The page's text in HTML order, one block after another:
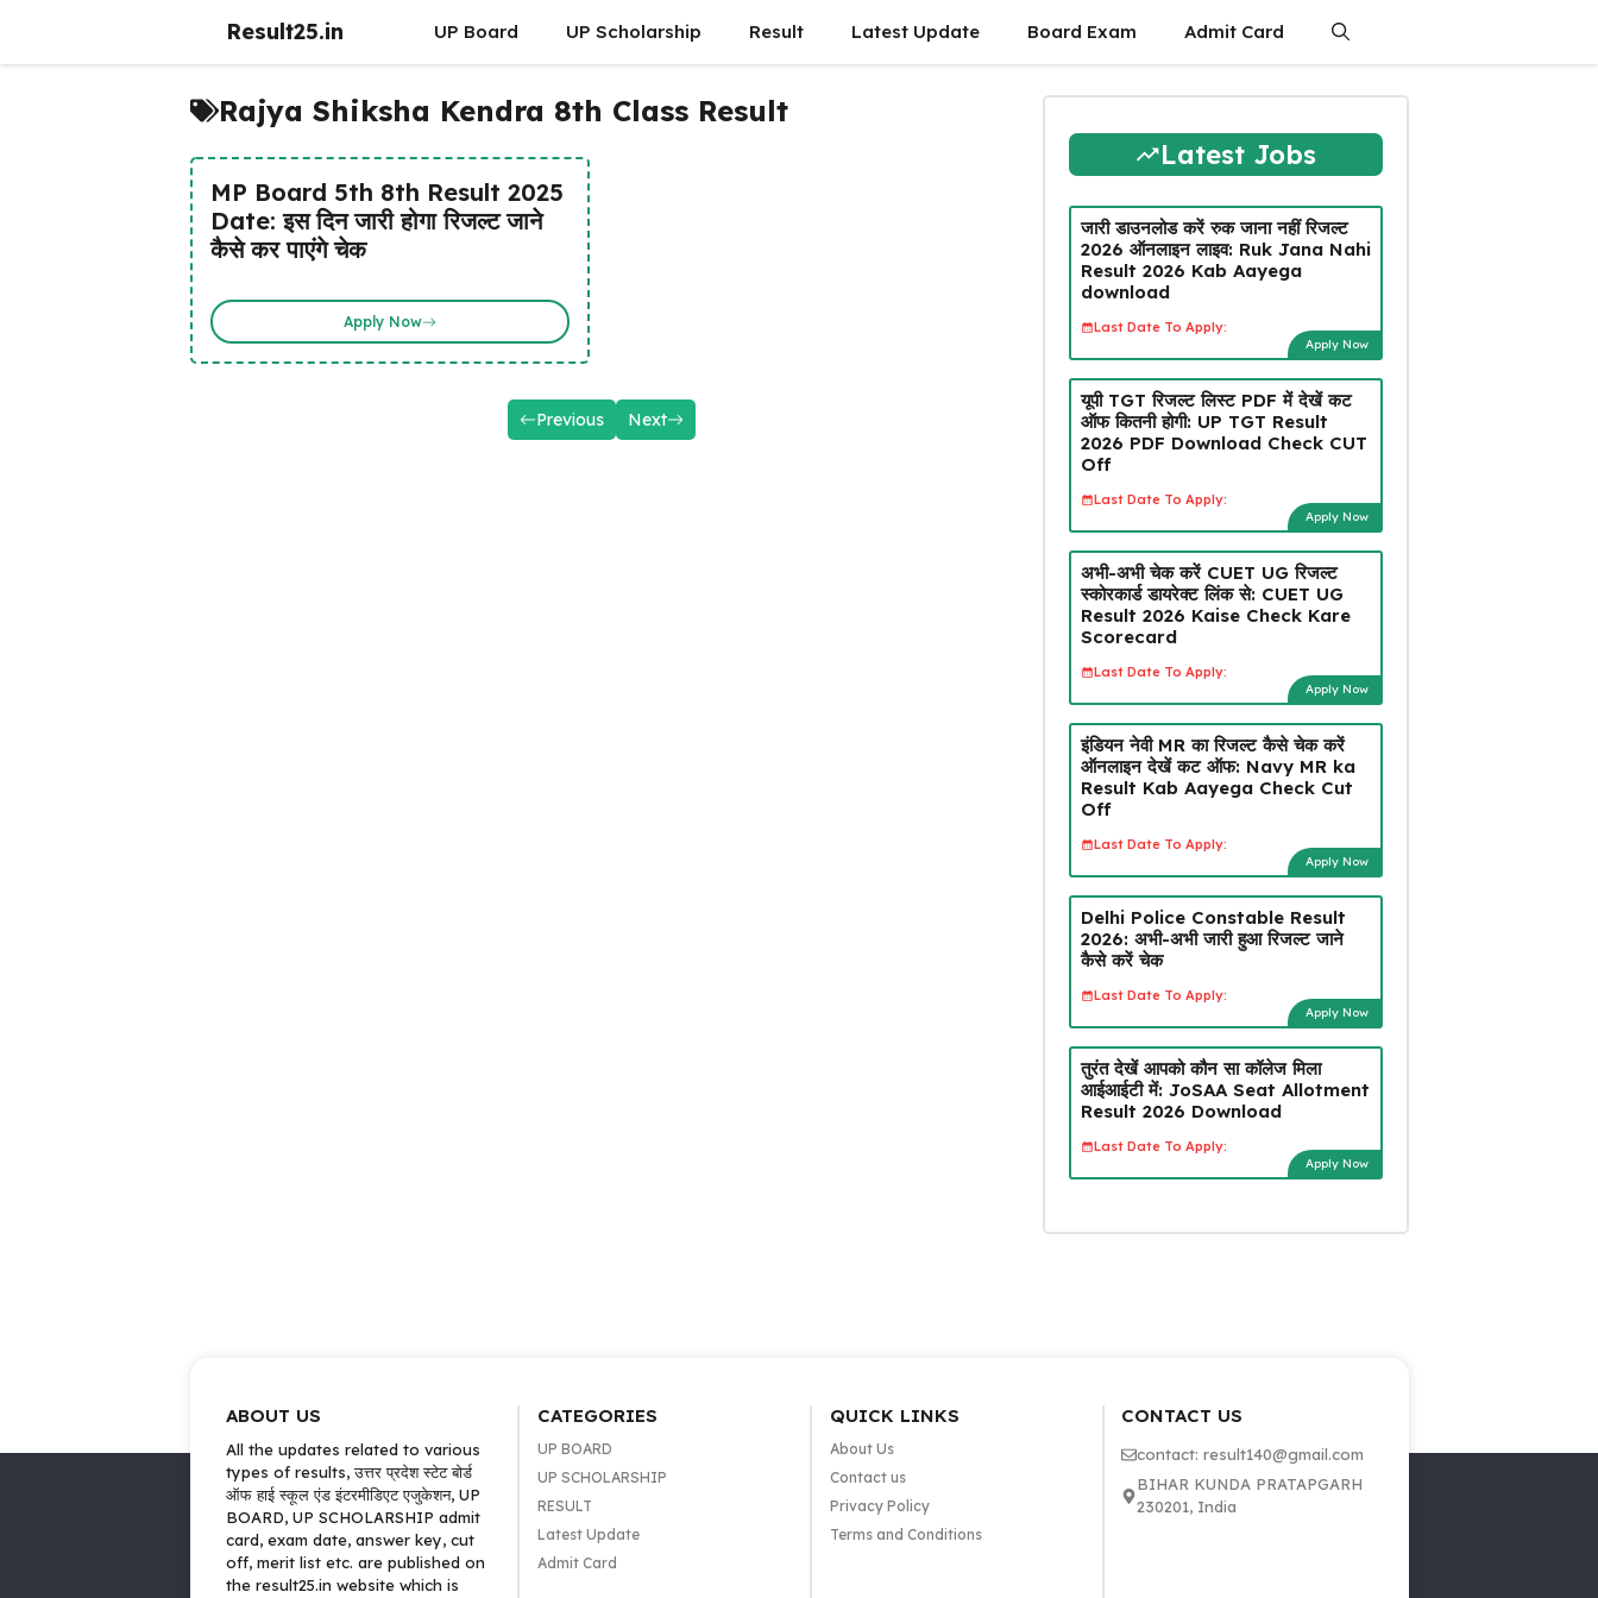
Result25.in UP Board UP Scholarship Result Latest Update Board Exam Admit Card
Rajya Shiksha Kendra 8th Class Result
MP Board 5th 8th Result 2025
Date: इस दिन जारी होगा रिजल्ट जाने
कैसे कर पाएंगे चेक
Apply Now
Previous Next
Latest Jobs
जारी डाउनलोड करें रुक जाना नहीं रिजल्ट
2026 ऑनलाइन लाइव: Ruk Jana Nahi
Result 2026 Kab Aayega
download
Last Date To Apply:
Apply Now
यूपी TGT रिजल्ट लिस्ट PDF में देखें कट
ऑफ कितनी होगी: UP TGT Result
2026 PDF Download Check CUT
Off
Last Date To Apply:
Apply Now
अभी-अभी चेक करें CUET UG रिजल्ट
स्कोरकार्ड डायरेक्ट लिंक से: CUET UG
Result 2026 Kaise Check Kare
Scorecard
Last Date To Apply:
Apply Now
इंडियन नेवी MR का रिजल्ट कैसे चेक करें
ऑनलाइन देखें कट ऑफ: Navy MR ka
Result Kab Aayega Check Cut
Off
Last Date To Apply:
Apply Now
Delhi Police Constable Result
2026: अभी-अभी जारी हुआ रिजल्ट जाने
कैसे करें चेक
Last Date To Apply:
Apply Now
तुरंत देखें आपको कौन सा कॉलेज मिला
आईआईटी में: JoSAA Seat Allotment
Result 2026 Download
Last Date To Apply:
Apply Now
ABOUT US
All the updates related to various
types of results, उत्तर प्रदेश स्टेट बोर्ड
ऑफ हाई स्कूल एंड इंटरमीडिएट एजुकेशन, UP
BOARD, UP SCHOLARSHIP admit
card, exam date, answer key, cut
off, merit list etc. are published on
the result25.in website which is
CATEGORIES
UP BOARD
UP SCHOLARSHIP
RESULT
Latest Update
Admit Card
QUICK LINKS
About Us
Contact us
Privacy Policy
Terms and Conditions
CONTACT US
contact: result140@gmail.com
BIHAR KUNDA PRATAPGARH
230201, India